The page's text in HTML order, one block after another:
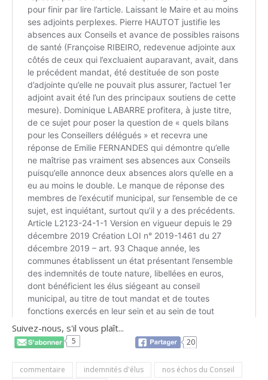
Suivez-nous, s'il vous plaît...
5 20
commentaire indemnités d'élus
nos échos du Conseil